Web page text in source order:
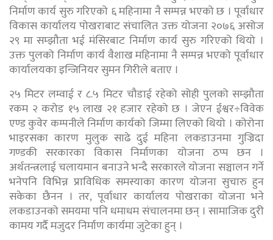
निर्माण कार्य सुरु गरिएको ६ महिनामा नै सम्पन्न भएको छ । पूर्वाधार
विकास कार्यालय पोखराबाट संचालित उक्त योजना २०७६ असोज
२९ मा सम्झौता भई मंसिरबाट निर्माण कार्य सुरु गरिएको थियो ।
उक्त पुलको निर्माण कार्य वैशाख महिनामा नै सम्पन्न भएको पूर्वाधार
कार्यालयका इन्जिनियर सुमन गिरीले बताए ।
२५ मिटर लम्वाई र ८.५ मिटर चौडाई रहेको सोही पुलको सम्झौता
रकम २ करोड १५ लाख २१ हजार रहेको छ । जेएन ईश्वर÷विवेक
एण्ड कुवेर कम्पनीले निर्माण कार्यको जिम्मा लिएको थियो । कोरोना
भाइरसका कारण मुलुक साढे दुई महिना लकडाउनमा गुज्रिदा
गण्डकी सरकारका विकास निर्माणका योजना ठप्प छन ।
अर्थतन्त्रलाई चलायमान बनाउने भन्दै सरकारले योजना सञ्चालन गर्ने
भनेपनि विभिन्न प्राविधिक समस्याका कारण योजना सुचारु हुन
सकेका छैनन । तर, पूर्वाधार कार्यालय पोखराका योजना भने
लकडाउनको समयमा पनि धमाधम संचालनमा छन् । सामाजिक दुरी
कामय गर्दै मजुदर निर्माण कार्यमा जुटेका हुन् ।